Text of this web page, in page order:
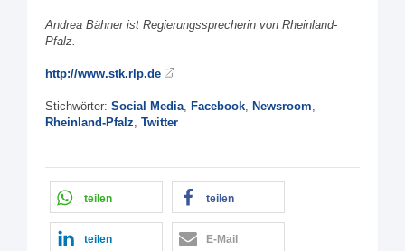
Andrea Bähner ist Regierungssprecherin von Rheinland-
Pfalz.
http://www.stk.rlp.de
Stichwörter: Social Media, Facebook, Newsroom,
Rheinland-Pfalz, Twitter
teilen teilen
teilen E-Mail